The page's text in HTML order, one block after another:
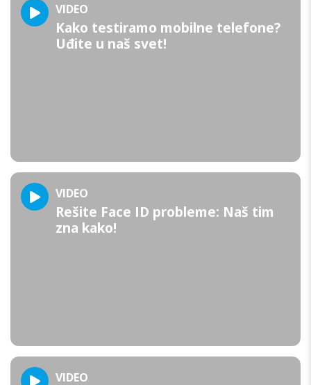
VIDEO
Kako testiramo mobilne telefone?
Uđite u naš svet!
VIDEO
Rešite Face ID probleme: Naš tim
zna kako!
VIDEO